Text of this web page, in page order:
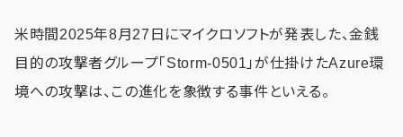
米時間2025年8月27日にマイクロソフトが発表した、金銭
目的の攻撃者グループ「Storm-0501」が仕掛けたAzure環
境への攻撃は、この進化を象徴する事件といえる。